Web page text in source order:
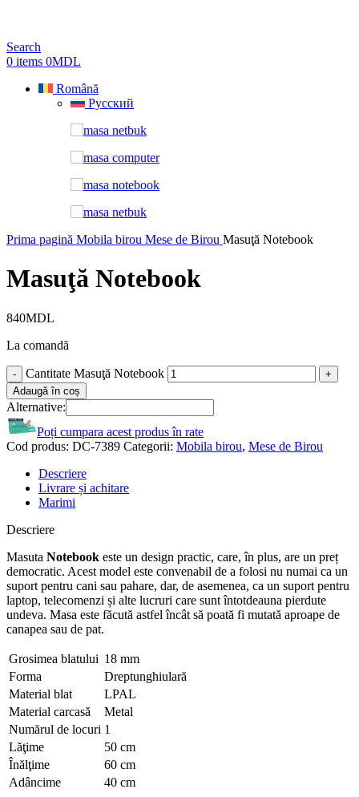
Search
0 items 0MDL
Română
Русский
Prima pagină Mobila birou Mese de Birou Masuţă Notebook
Masuţă Notebook
840MDL
La comandă
Cantitate Masuţă Notebook
Adaugă în coș
Alternative:
Poți cumpara acest produs în rate
Cod produs: DC-7389 Categorii: Mobila birou, Mese de Birou
Descriere
Livrare și achitare
Marimi
Descriere
Masuta Notebook este un design practic, care, în plus, are un preț
democratic. Acest model este convenabil de a folosi nu numai ca un
suport pentru cani sau pahare, dar, de asemenea, ca un suport pentru
laptop, telecomenzi și alte lucruri care sunt întotdeauna pierdute
undeva. Masa este făcută astfel încât să poată fi mutată aproape de
canapea sau de pat.
Grosimea blatului 18 mm
Forma
Dreptunghiulară
Material blat
LPAL
Material carcasă
Metal
Numărul de locuri 1
Lăţime
50 cm
Înălţime
60 cm
Adâncime
40 cm